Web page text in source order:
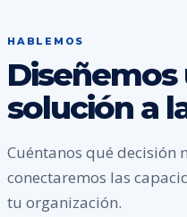
HABLEMOS
Diseñemos
solución a
Cuéntanos qué decisión
conectaremos las
tu organización.